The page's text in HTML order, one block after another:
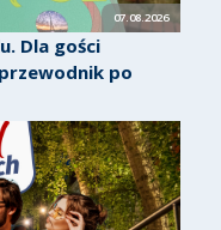
07.08.2026
Dla gości
po